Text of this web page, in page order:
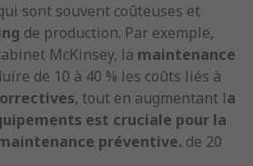
sont souvent coûteuses et
de production. Par exemple,
McKinsey, la maintenance
de 10 à 40 % les coûts liés à
, tout en augmentant la
est cruciale pour la
préventive. de 20